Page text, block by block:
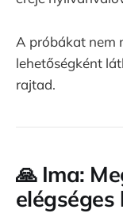
A próbákat nem
lehetőségként
rajtad.
🙏 Ima:
elégséges